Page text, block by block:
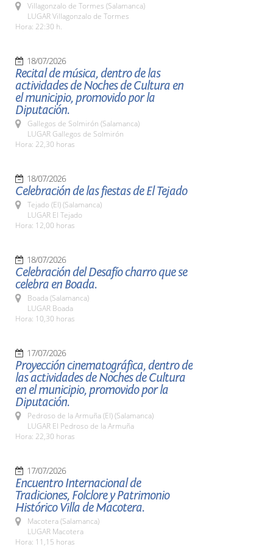
Villagonzalo de Tormes (Salamanca)
LUGAR Villagonzalo de Tormes
Hora: 22:30 h.
18/07/2026
Recital de música, dentro de las
actividades de Noches de Cultura en
el municipio, promovido por la
Diputación.
Gallegos de Solmirón (Salamanca)
LUGAR Gallegos de Solmirón
Hora: 22,30 horas
18/07/2026
Celebración de las fiestas de El Tejado
Tejado (El) (Salamanca)
LUGAR El Tejado
Hora: 12,00 horas
18/07/2026
Celebración del Desafío charro que se
celebra en Boada.
Boada (Salamanca)
LUGAR Boada
Hora: 10,30 horas
17/07/2026
Proyección cinematográfica, dentro de
las actividades de Noches de Cultura
en el municipio, promovido por la
Diputación.
Pedroso de la Armuña (El) (Salamanca)
LUGAR El Pedroso de la Armuña
Hora: 22,30 horas
17/07/2026
Encuentro Internacional de
Tradiciones, Folclore y Patrimonio
Histórico Villa de Macotera.
Macotera (Salamanca)
LUGAR Macotera
Hora: 11,15 horas